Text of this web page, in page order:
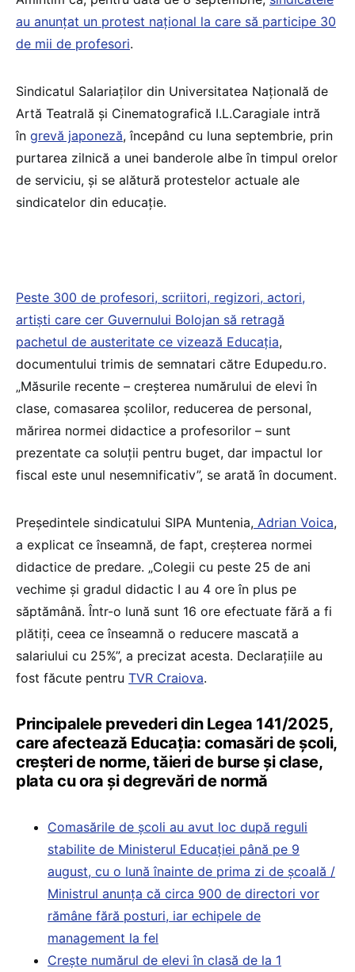
au anunțat un protest național la care să participe 30
de mii de profesori.
Sindicatul Salariaților din Universitatea Națională de
Artă Teatrală și Cinematografică I.L.Caragiale intră
în grevă japoneză, începând cu luna septembrie, prin
purtarea zilnică a unei banderole albe în timpul orelor
de serviciu, și se alătură protestelor actuale ale
sindicatelor din educație.
Peste 300 de profesori, scriitori, regizori, actori,
artiști care cer Guvernului Bolojan să retragă
pachetul de austeritate ce vizează Educația,
documentului trimis de semnatari către Edupedu.ro.
„Măsurile recente – creșterea numărului de elevi în
clase, comasarea școlilor, reducerea de personal,
mărirea normei didactice a profesorilor – sunt
prezentate ca soluții pentru buget, dar impactul lor
fiscal este unul nesemnificativ”, se arată în document.
Președintele sindicatului SIPA Muntenia, Adrian Voica,
a explicat ce înseamnă, de fapt, creșterea normei
didactice de predare. „Colegii cu peste 25 de ani
vechime și gradul didactic I au 4 ore în plus pe
săptămână. Într-o lună sunt 16 ore efectuate fără a fi
plătiți, ceea ce înseamnă o reducere mascată a
salariului cu 25%”, a precizat acesta. Declarațiile au
fost făcute pentru TVR Craiova.
Principalele prevederi din Legea 141/2025,
care afectează Educația: comasări de școli,
creșteri de norme, tăieri de burse și clase,
plata cu ora și degrevări de normă
Comasările de școli au avut loc după reguli
stabilite de Ministerul Educației până pe 9
august, cu o lună înainte de prima zi de școală /
Ministrul anunța că circa 900 de directori vor
rămâne fără posturi, iar echipele de
management la fel
Crește numărul de elevi în clasă de la 1